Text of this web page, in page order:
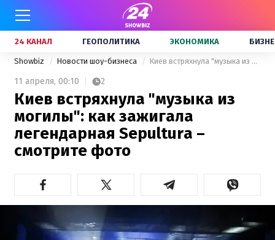
24 КАНАЛ ГЕОПОЛИТИКА ЭКОНОМИКА
Showbiz Новости шоу-бизнеса Киев встряхнула "музыка из могилы": как зажигала легендарная Sepultura – смотрите фото
11 апреля, 00:10 2
Киев встряхнула "музыка из
могилы": как зажигала
легендарная Sepultura –
смотрите фото